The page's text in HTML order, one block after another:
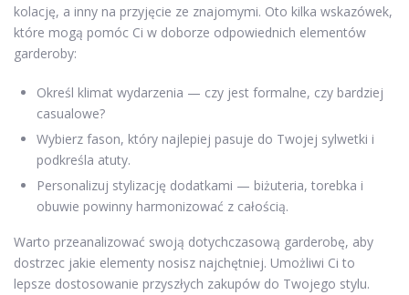
kolację, a inny na przyjęcie ze znajomymi. Oto kilka wskazówek,
które mogą pomóc Ci w doborze odpowiednich elementów
garderoby:
Określ klimat wydarzenia — czy jest formalne, czy bardziej
casualowe?
Wybierz fason, który najlepiej pasuje do Twojej sylwetki i
podkreśla atuty.
Personalizuj stylizację dodatkami — biżuteria, torebka i
obuwie powinny harmonizować z całością.
Warto przeanalizować swoją dotychczasową garderobę, aby
dostrzec jakie elementy nosisz najchętniej. Umożliwi Ci to
lepsze dostosowanie przyszłych zakupów do Twojego stylu.